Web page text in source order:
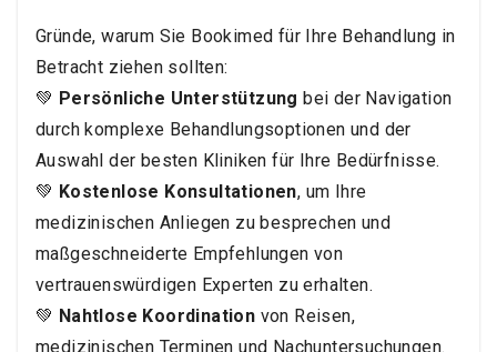
Gründe, warum Sie Bookimed für Ihre Behandlung in
Betracht ziehen sollten:
💚 Persönliche Unterstützung bei der Navigation
durch komplexe Behandlungsoptionen und der
Auswahl der besten Kliniken für Ihre Bedürfnisse.
💚 Kostenlose Konsultationen, um Ihre
medizinischen Anliegen zu besprechen und
maßgeschneiderte Empfehlungen von
vertrauenswürdigen Experten zu erhalten.
💚 Nahtlose Koordination von Reisen,
medizinischen Terminen und Nachuntersuchungen.